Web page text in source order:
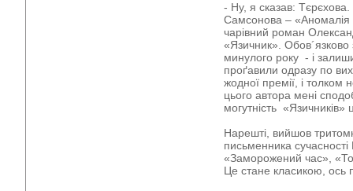
- Ну, я сказав:
Самсонова – «Аномалія
чарівний роман
«Язичник».
минулого року - і
проґавили одразу по
жодної премії, і толком
цього автора мені
могутність «Язичників»
Нарешті, вийшов
письменника
«Заморожений час»,
Це стане класикою, ось